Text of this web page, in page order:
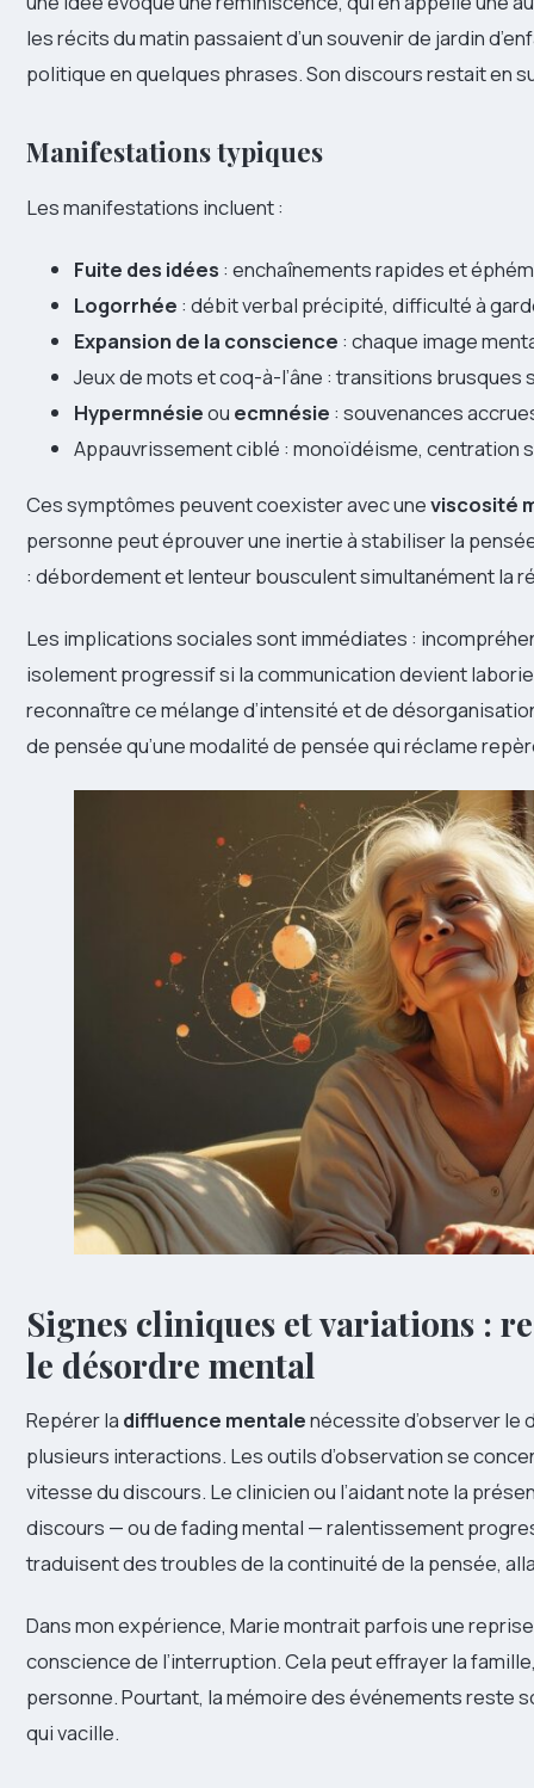
les récits du matin passaient d’un souvenir de jardin
politique en quelques phrases. Son discours restait en
Manifestations typiques
Les manifestations incluent :
Fuite des idées : enchaînements rapides et
Logorrhée : débit verbal précipité, difficulté à
Expansion de la conscience : chaque image
Jeux de mots et coq-à-l’âne : transitions brusques
Hypermnésieou ecmnésie : souvenances
Appauvrissement ciblé : monoïdéisme, centration
Ces symptômes peuvent coexister avec uneviscosité
personne peut éprouver une inertie à stabiliser la
: débordement et lenteur bousculent simultanément la
Les implications sociales sont immédiates :
isolement progressif si la communication devient
reconnaître ce mélange d’intensité et de
de pensée qu’une modalité de pensée qui réclame
Signes cliniques et variations :
le désordre mental
Repérer la diffluence mentalenécessite d’observer le
plusieurs interactions. Les outils d’observation se
vitesse du discours. Le clinicien ou l’aidant note la
discours — ou de fading mental — ralentissement
traduisent des troubles de la continuité de la pensée,
Dans mon expérience, Marie montrait parfois une
conscience de l’interruption. Cela peut effrayer la
personne. Pourtant, la mémoire des événements reste
qui vacille.